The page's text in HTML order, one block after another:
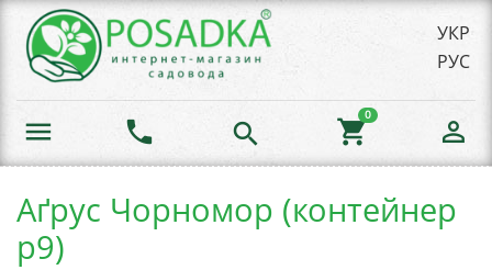
УКР
РУС
menu phone search shopping_cart
0
person_outline
Аґрус Чорномор (контейнер
р9)